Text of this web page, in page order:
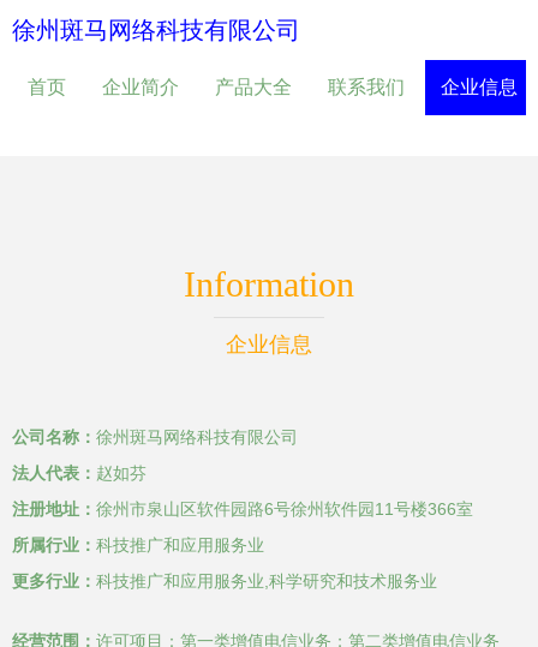
徐州斑马网络科技有限公司
首页 企业简介 产品大全 联系我们 企业信息
Information
企业信息
公司名称： 徐州斑马网络科技有限公司
法人代表： 赵如芬
注册地址： 徐州市泉山区软件园路6号徐州软件园11号楼366室
所属行业： 科技推广和应用服务业
更多行业： 科技推广和应用服务业,科学研究和技术服务业
经营范围： 许可项目：第一类增值电信业务；第二类增值电信业务